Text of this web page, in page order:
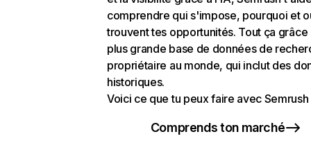
comprendre qui s'impose, pourquoi et
trouvent tes opportunités. Tout ça grâce
plus grande base de données de
propriétaire au monde, qui inclut des
historiques.
Voici ce que tu peux faire avec Semrush
Comprends ton marché